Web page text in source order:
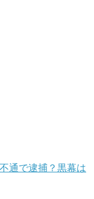
通で逮捕？黒幕は